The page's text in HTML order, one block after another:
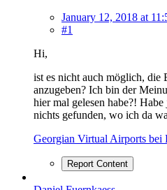
January 12, 2018 at
#1
Hi,
ist es nicht auch möglich, die
anzugeben? Ich bin der
hier mal gelesen habe?!
nichts gefunden, wo ich da
Georgian Virtual Airports bei
Report Content